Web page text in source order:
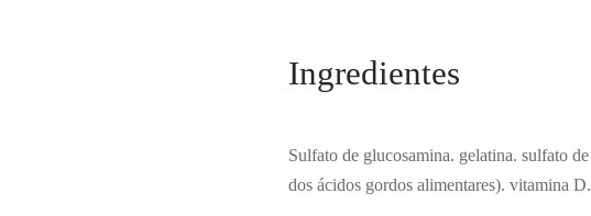
Ingredientes
Sulfato de glucosamina. gelatina. sulfato
dos ácidos gordos alimentares). vitamina D.